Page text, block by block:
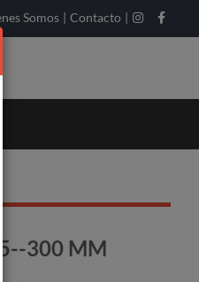
Somos | Contacto |
300 MM